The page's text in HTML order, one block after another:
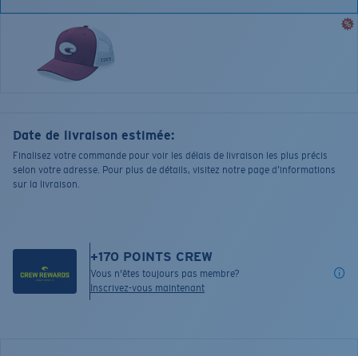
Date de livraison estimée:
Finalisez votre commande pour voir les délais de livraison les plus précis
selon votre adresse. Pour plus de détails, visitez notre page d’informations
sur la livraison.
+170 POINTS CREW
Vous n'êtes toujours pas membre?
Inscrivez-vous maintenant